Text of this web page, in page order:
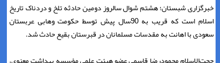
خبرگزاری شبستان؛ هشتم شوال سالروز دومین حادثه تلخ و دردناک تاریخ
اسلام است که قریب به 90سال پیش توسط حکومت وهابی عربستان
سعودی با اهانت به مقدسات مسلمانان در قبرستان بقیع حادث شد.